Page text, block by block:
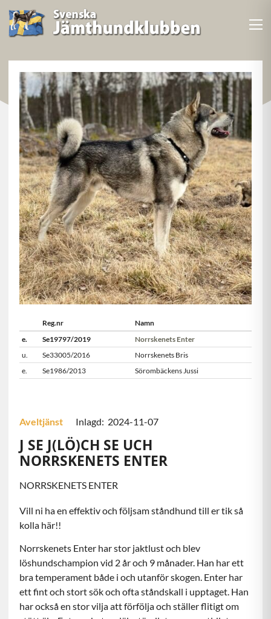
Reg.nr
Namn
e.
Se19797/2019
Norrskenets Enter
u.
Se33005/2016
Norrskenets Bris
e.
Se1986/2013 Sörombäckens Jussi
Aveltjänst Inlagd: 2024-11-07
J SE J(LÖ)CH SE UCH
NORRSKENETS ENTER
NORRSKENETS ENTER
Vill ni ha en effektiv och följsam ståndhund till er tik så
kolla här!!
Norrskenets Enter har stor jaktlust och blev
löshundschampion vid 2 år och 9 månader. Han har ett
bra temperament både i och utanför skogen. Enter har
ett fint och stort sök och ofta ståndskall i upptaget. Han
har också en stor vilja att förfölja och ställer flitigt om